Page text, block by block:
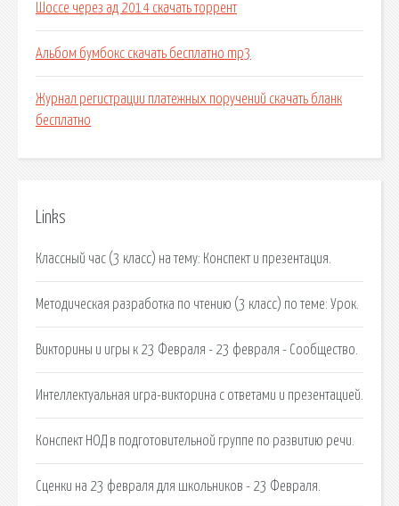
Шоссе через ад 2014 скачать торрент
Альбом бумбокс скачать бесплатно mp3
Журнал регистрации платежных поручений скачать бланк
бесплатно
Links
Классный час (3 класс) на тему: Конспект и презентация.
Методическая разработка по чтению (3 класс) по теме: Урок.
Викторины и игры к 23 Февраля - 23 февраля - Сообщество.
Интеллектуальная игра-викторина с ответами и презентацией.
Конспект НОД в подготовительной группе по развитию речи.
Сценки на 23 февраля для школьников - 23 Февраля.